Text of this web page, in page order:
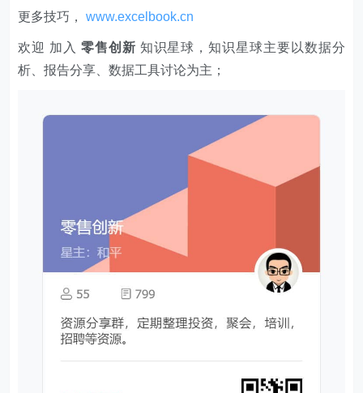
更多技巧，www.excelbook.cn
欢迎 加入 零售创新 知识星球，知识星球主要以数据分
析、报告分享、数据工具讨论为主；